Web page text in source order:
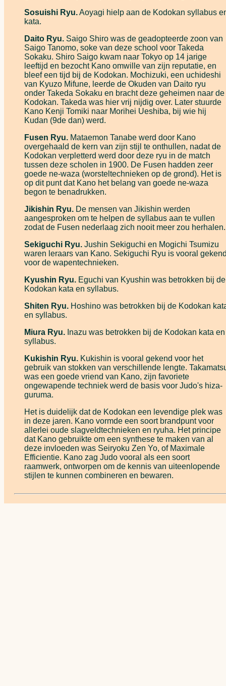
Sosuishi Ryu.Aoyagi hielp aan de Kodokan syllabus
kata.
Daito Ryu. Saigo Shiro was de geadopteerde zoon van
Saigo Tanomo, soke van deze school voor Takeda
Sokaku. Shiro Saigo kwam naar Tokyo op 14 jarige
leeftijd en bezocht Kano omwille van zijn reputatie, en
bleef een tijd bij de Kodokan. Mochizuki, een uchideshi
van Kyuzo Mifune, leerde de Okuden van Daito ryu
onder Takeda Sokaku en bracht deze geheimen naar de
Kodokan. Takeda was hier vrij nijdig over. Later stuurde
Kano Kenji Tomiki naar Morihei Ueshiba, bij wie hij
Kudan (9de dan) werd.
Fusen Ryu. Mataemon Tanabe werd door Kano
overgehaald de kern van zijn stijl te onthullen, nadat de
Kodokan verpletterd werd door deze ryu in de match
tussen deze scholen in 1900. De Fusen hadden zeer
goede ne-waza (worsteltechnieken op de grond). Het is
op dit punt dat Kano het belang van goede ne-waza
begon te benadrukken.
Jikishin Ryu. De mensen van Jikishin werden
aangesproken om te helpen de syllabus aan te vullen
zodat de Fusen nederlaag zich nooit meer zou herhalen.
Sekiguchi Ryu. Jushin Sekiguchi en Mogichi Tsumizu
waren leraars van Kano. Sekiguchi Ryu is vooral
voor de wapentechnieken.
Kyushin Ryu. Eguchi van Kyushin was betrokken bij de
Kodokan kata en syllabus.
Shiten Ryu. Hoshino was betrokken bij de Kodokan
en syllabus.
Miura Ryu. Inazu was betrokken bij de Kodokan kata en
syllabus.
Kukishin Ryu. Kukishin is vooral gekend voor het
gebruik van stokken van verschillende lengte.
was een goede vriend van Kano, zijn favoriete
ongewapende techniek werd de basis voor Judo's hiza-
guruma.
Het is duidelijk dat de Kodokan een levendige plek was
in deze jaren. Kano vormde een soort brandpunt voor
allerlei oude slagveldtechnieken en ryuha. Het principe
dat Kano gebruikte om een synthese te maken van al
deze invloeden was Seiryoku Zen Yo, of Maximale
Efficientie. Kano zag Judo vooral als een soort
raamwerk, ontworpen om de kennis van uiteenlopende
stijlen te kunnen combineren en bewaren.